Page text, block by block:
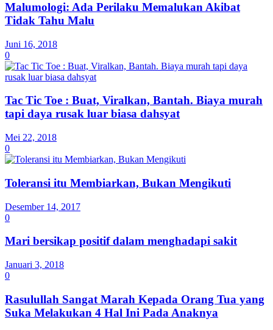
Malumologi: Ada Perilaku Memalukan Akibat
Tidak Tahu Malu
Juni 16, 2018
0
Tac Tic Toe : Buat, Viralkan, Bantah. Biaya murah
tapi daya rusak luar biasa dahsyat
Mei 22, 2018
0
Toleransi itu Membiarkan, Bukan Mengikuti
Desember 14, 2017
0
Mari bersikap positif dalam menghadapi sakit
Januari 3, 2018
0
Rasulullah Sangat Marah Kepada Orang Tua yang
Suka Melakukan 4 Hal Ini Pada Anaknya